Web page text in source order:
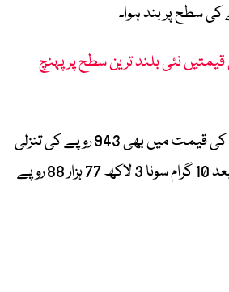
نئی بلند ترین سطح پر پہنچ
اسی طرح 10 گرام سونے کی قیمت میں بھی 943 روپے کی تنزلی
دیکھی گئی، جس کے بعد 10 گرام سونا 3 لاکھ 77 ہزار 88 روپے